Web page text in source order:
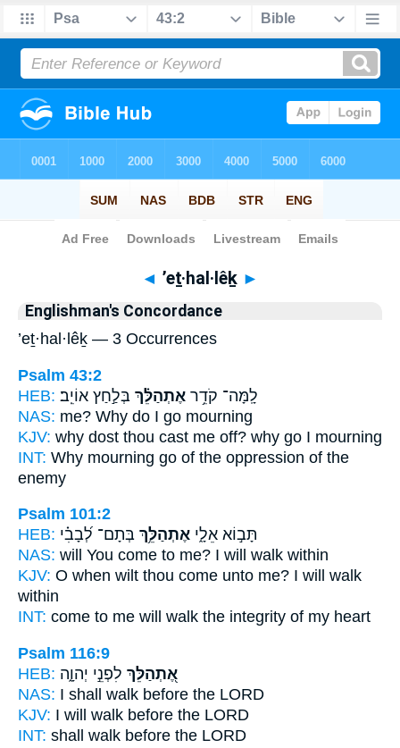
Bible> Strong's > Hebrew
◄ ’eṯ·hal·lêḵ ►
Englishman's Concordance
’eṯ·hal·lêḵ — 3 Occurrences
Psalm 43:2
HEB:
לָֽמָּה־ קֹדֵ֥ר אֶתְהַלֵּ֗ךְ בְּלַ֣חַץ אוֹיֵֽב׃
NAS: me? Why do I go mourning
KJV: why dost thou cast me off? why go I mourning
INT: Why mourning go of the oppression of the
enemy
Psalm 101:2
HEB:
תָּב֣וֹא אֵלָ֑י אֶתְהַלֵּ֥ךְ בְּתָם־ לְ֝בָבִ֗י
NAS: will You come to me? I will walk within
KJV: O when wilt thou come unto me? I will walk
within
INT: come to me will walk the integrity of my heart
Psalm 116:9
HEB:
אֶ֭תְהַלֵּךְ לִפְנֵ֣י יְהוָ֑ה
NAS: I shall walk before the LORD
KJV: I will walk before the LORD
INT: shall walk before the LORD